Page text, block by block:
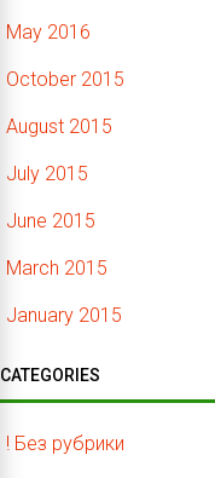
May 2016
October 2015
August 2015
July 2015
June 2015
March 2015
January 2015
CATEGORIES
! Без рубрики